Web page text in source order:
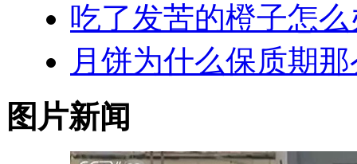
吃了发苦的橙子怎么
月饼为什么保质期
图片新闻